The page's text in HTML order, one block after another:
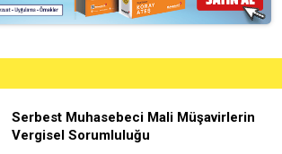
Serbest Muhasebeci Mali Müşavirlerin
Vergisel Sorumluluğu